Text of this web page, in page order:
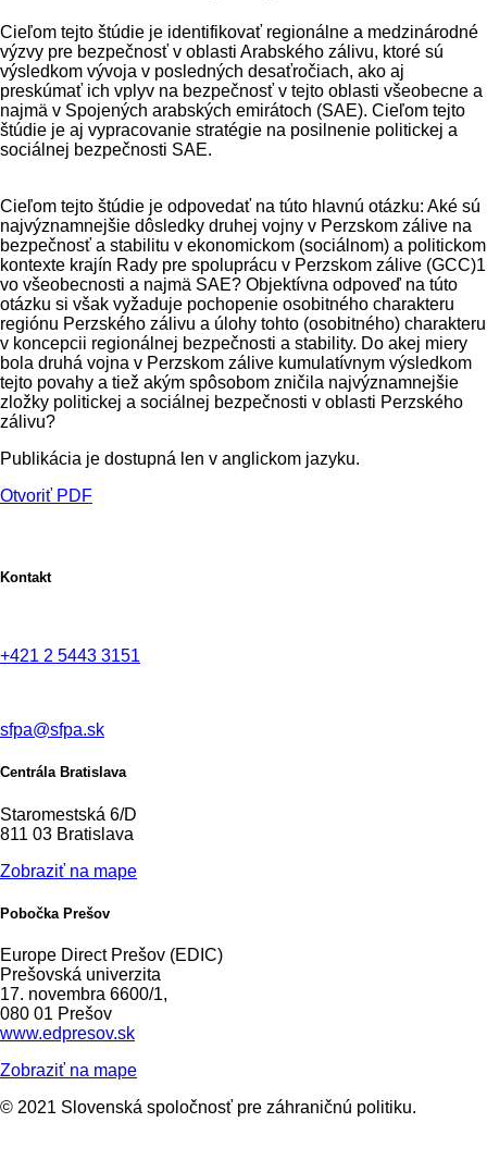
Cieľom tejto štúdie je identifikovať regionálne a medzinárodné
výzvy pre bezpečnosť v oblasti Arabského zálivu, ktoré sú
výsledkom vývoja v posledných desaťročiach, ako aj
preskúmať ich vplyv na bezpečnosť v tejto oblasti všeobecne a
najmä v Spojených arabských emirátoch (SAE). Cieľom tejto
štúdie je aj vypracovanie stratégie na posilnenie politickej a
sociálnej bezpečnosti SAE.
Cieľom tejto štúdie je odpovedať na túto hlavnú otázku: Aké sú
najvýznamnejšie dôsledky druhej vojny v Perzskom zálive na
bezpečnosť a stabilitu v ekonomickom (sociálnom) a politickom
kontexte krajín Rady pre spoluprácu v Perzskom zálive (GCC)1
vo všeobecnosti a najmä SAE? Objektívna odpoveď na túto
otázku si však vyžaduje pochopenie osobitného charakteru
regiónu Perzského zálivu a úlohy tohto (osobitného) charakteru
v koncepcii regionálnej bezpečnosti a stability. Do akej miery
bola druhá vojna v Perzskom zálive kumulatívnym výsledkom
tejto povahy a tiež akým spôsobom zničila najvýznamnejšie
zložky politickej a sociálnej bezpečnosti v oblasti Perzského
zálivu?
Publikácia je dostupná len v anglickom jazyku.
Otvoriť PDF
Kontakt
+421 2 5443 3151
sfpa@sfpa.sk
Centrála Bratislava
Staromestská 6/D
811 03 Bratislava
Zobraziť na mape
Pobočka Prešov
Europe Direct Prešov (EDIC)
Prešovská univerzita
17. novembra 6600/1,
080 01 Prešov
www.edpresov.sk
Zobraziť na mape
© 2021 Slovenská spoločnosť pre záhraničnú politiku.